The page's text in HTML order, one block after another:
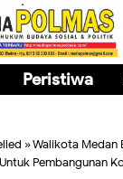
Peristiwa
» Walikota
Pembangunan